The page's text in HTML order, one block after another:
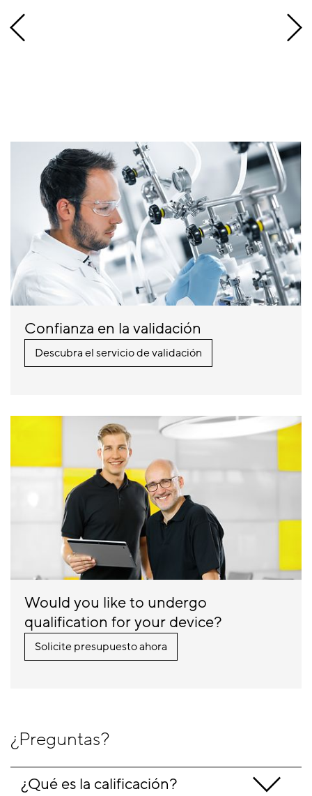
Confianza en la validación
Descubra el servicio de validación
Would you like to undergo
qualification for your device?
Solicite presupuesto ahora
¿Preguntas?
¿Qué es la calificación?